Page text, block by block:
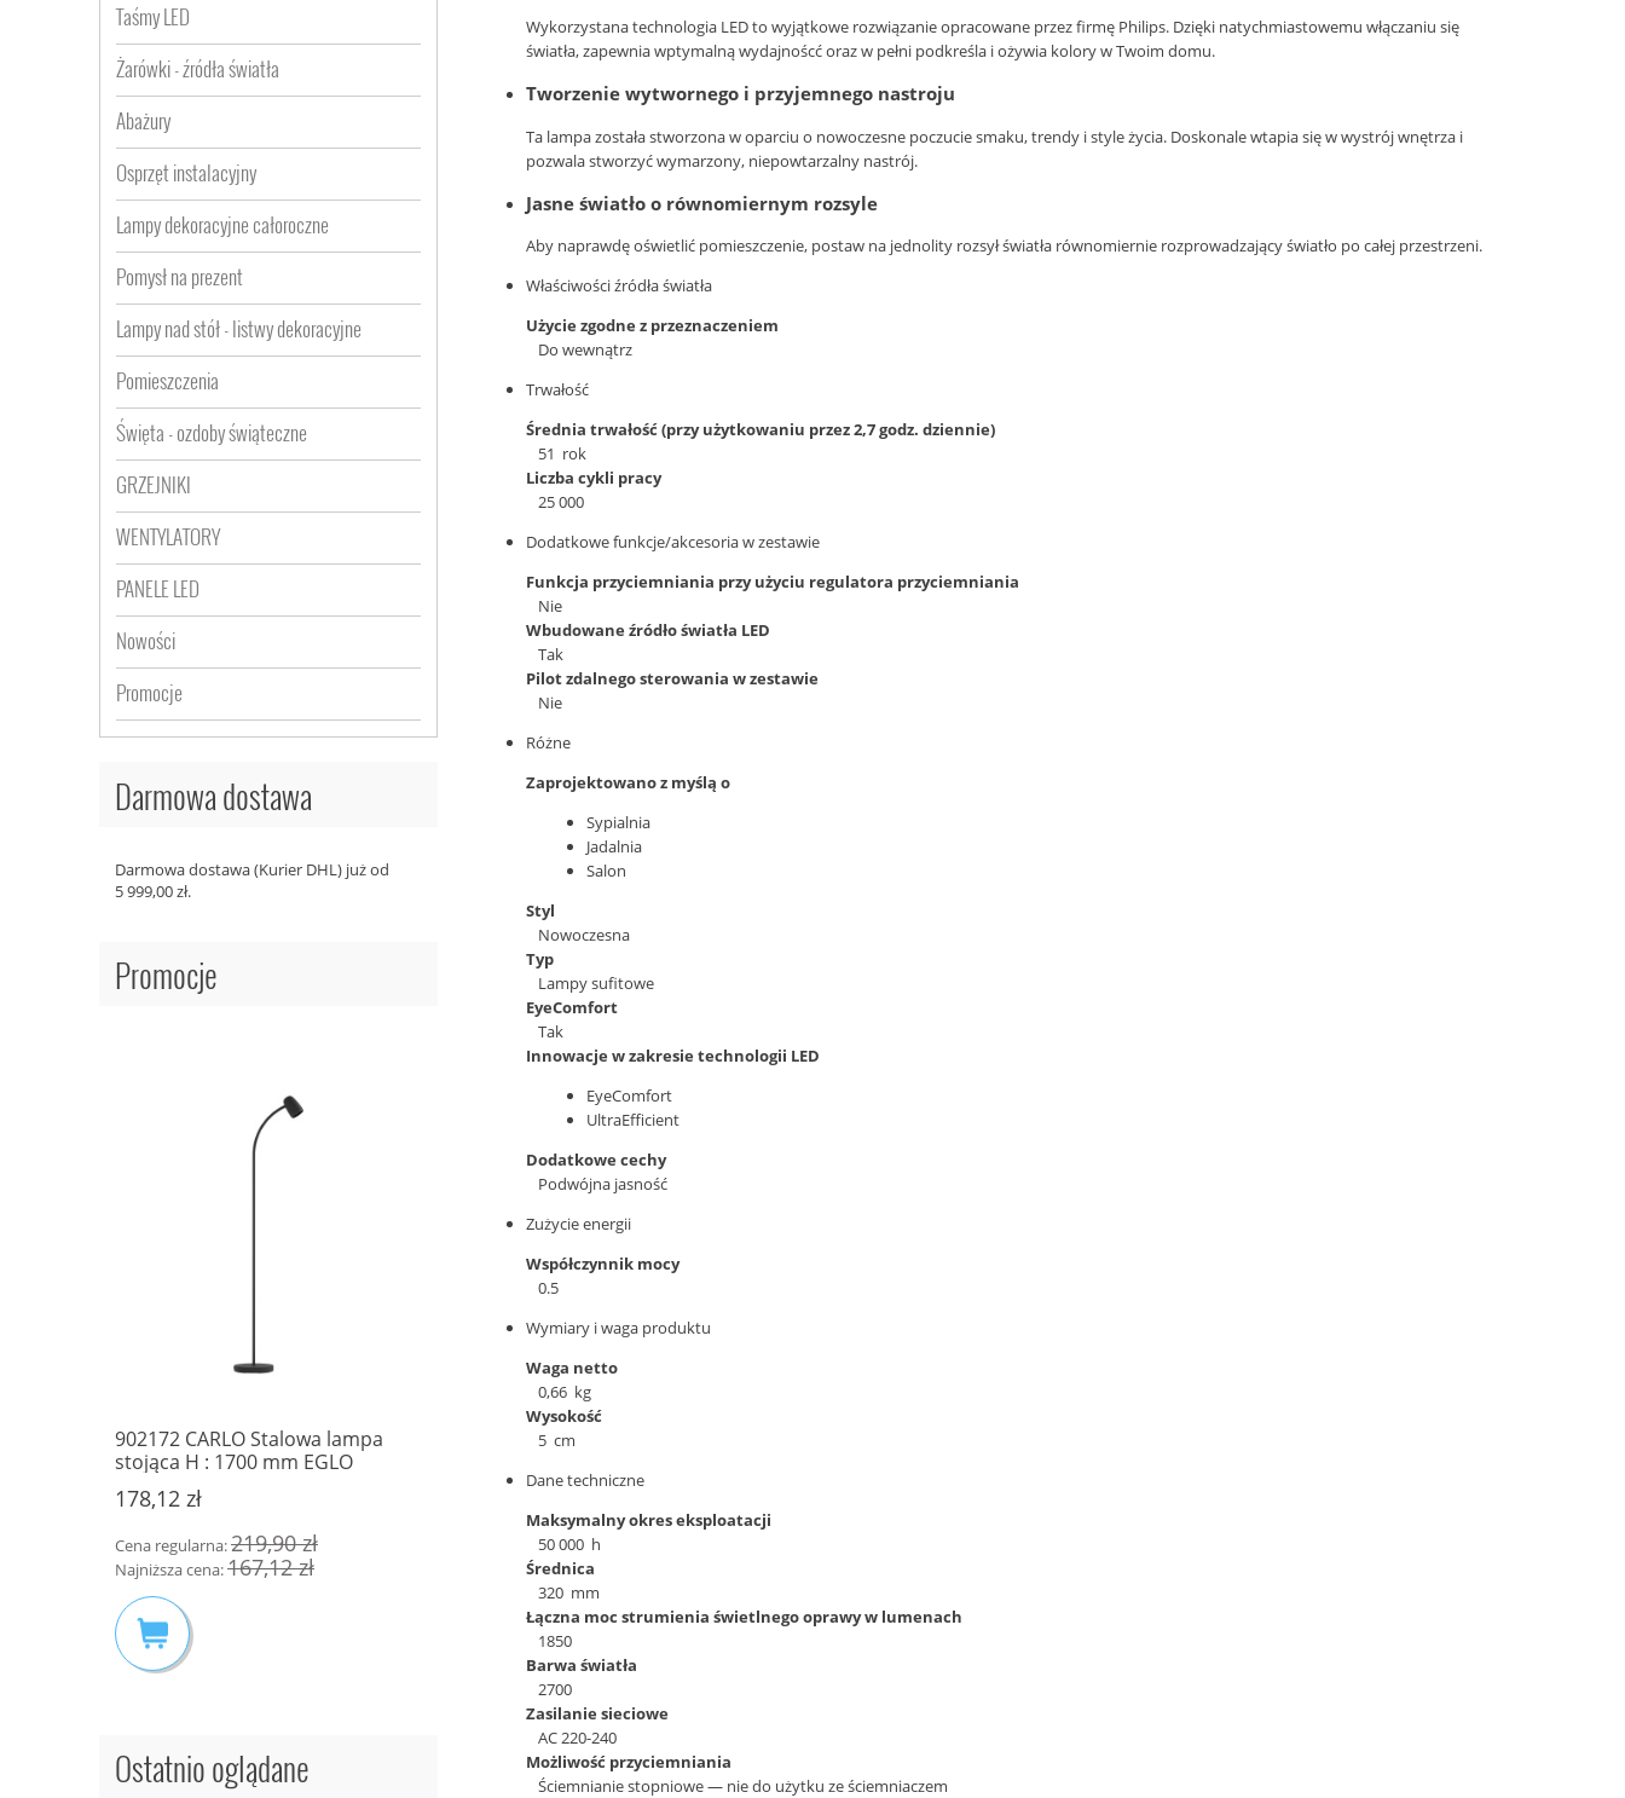
Taśmy LED
Żarówki - źródła światła
Abażury
Osprzęt instalacyjny
Lampy dekoracyjne całoroczne
Pomysł na prezent
Lampy nad stół - listwy dekoracyjne
Pomieszczenia
Święta - ozdoby świąteczne
GRZEJNIKI
WENTYLATORY
PANELE LED
Nowości
Promocje
Darmowa dostawa
Darmowa dostawa (Kurier DHL) już od
5 999,00 zł.
Promocje
902172 CARLO Stalowa lampa
stojąca H : 1700 mm EGLO
178,12 zł
Cena regularna:219,90 zł
Najniższa cena:167,12 zł
8720169392427 Essential GU10 —
— 345 lm — 4,7 W PHILIPS HUE
Cena regularna:113,00 zł
Najniższa cena:112,10 zł
Ostatnio oglądane
Wykorzystana technologia LED to wyjątkowe rozwiązanie opracowane przez firmę Philips. Dzięki natychmiastowemu włączaniu się
światła, zapewnia wptymalną wydajnoścć oraz w pełni podkreśla i ożywia kolory w Twoim domu.
Tworzenie wytwornego i przyjemnego nastroju
Ta lampa została stworzona w oparciu o nowoczesne poczucie smaku, trendy i style życia. Doskonale wtapia się w wystrój wnętrza i
pozwala stworzyć wymarzony, niepowtarzalny nastrój.
Jasne światło o równomiernym rozsyle
Aby naprawdę oświetlić pomieszczenie, postaw na jednolity rozsył światła równomiernie rozprowadzający światło po całej przestrzeni.
Właściwości źródła światła
Użycie zgodne z przeznaczeniem
Do wewnątrz
Trwałość
Średnia trwałość (przy użytkowaniu przez 2,7 godz. dziennie)
51 rok
Liczba cykli pracy
25 000
Dodatkowe funkcje/akcesoria w zestawie
Funkcja przyciemniania przy użyciu regulatora przyciemniania
Nie
Wbudowane źródło światła LED
Tak
Pilot zdalnego sterowania w zestawie
Nie
Różne
Zaprojektowano z myślą o
Sypialnia
Jadalnia
Salon
Styl
Nowoczesna
Typ
Lampy sufitowe
EyeComfort
Tak
Innowacje w zakresie technologii LED
EyeComfort
UltraEfficient
Dodatkowe cechy
Podwójna jasność
Zużycie energii
Współczynnik mocy
0.5
Wymiary i waga produktu
Waga netto
0,66 kg
Wysokość
5 cm
Dane techniczne
Maksymalny okres eksploatacji
50 000 h
Średnica
320 mm
Łączna moc strumienia świetlnego oprawy w lumenach
1850
Barwa światła
2700
Zasilanie sieciowe
AC 220-240
Możliwość przyciemniania
Ściemnianie stopniowe — nie do użytku ze ściemniaczem